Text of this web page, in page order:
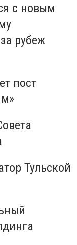
с новым
рубеж
пост
Тульской